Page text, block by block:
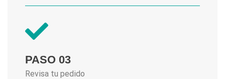
PASO 03
Revisa tu pedido